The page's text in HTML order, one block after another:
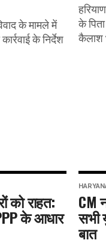
के मामले में
के निर्देश
के
कैलाश
को राहत:
के आधार
CM
सभी
बात